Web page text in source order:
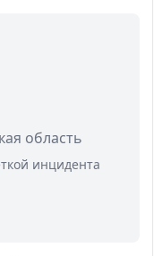
область
инцидента